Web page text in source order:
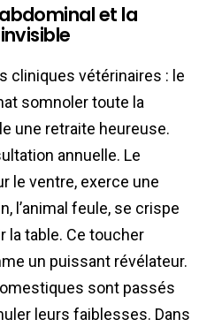
et la
cliniques vétérinaires : le
somnoler toute la
une retraite heureuse.
annuelle. Le
le ventre, exerce une
l’animal feule, se crispe
la table. Ce toucher
un puissant révélateur.
sont passés
leurs faiblesses. Dans